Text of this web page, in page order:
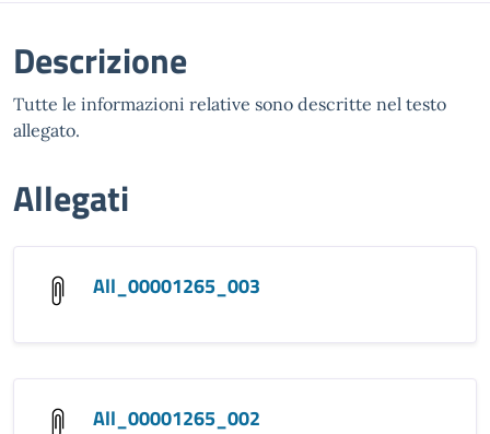
Descrizione
Tutte le informazioni relative sono descritte nel testo
allegato.
Allegati
All_00001265_003
All_00001265_002